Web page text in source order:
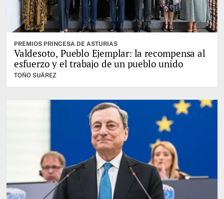
PREMIOS PRINCESA DE ASTURIAS
Valdesoto, Pueblo Ejemplar: la recompensa al
esfuerzo y el trabajo de un pueblo unido
TOÑO SUÁREZ